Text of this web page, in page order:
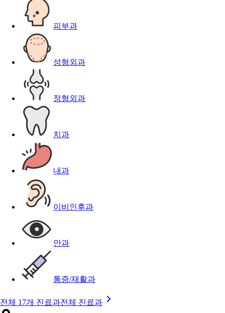
피부과
성형외과
정형외과
치과
내과
이비인후과
안과
통증/재활과
전체 17개 진료과전체 진료과